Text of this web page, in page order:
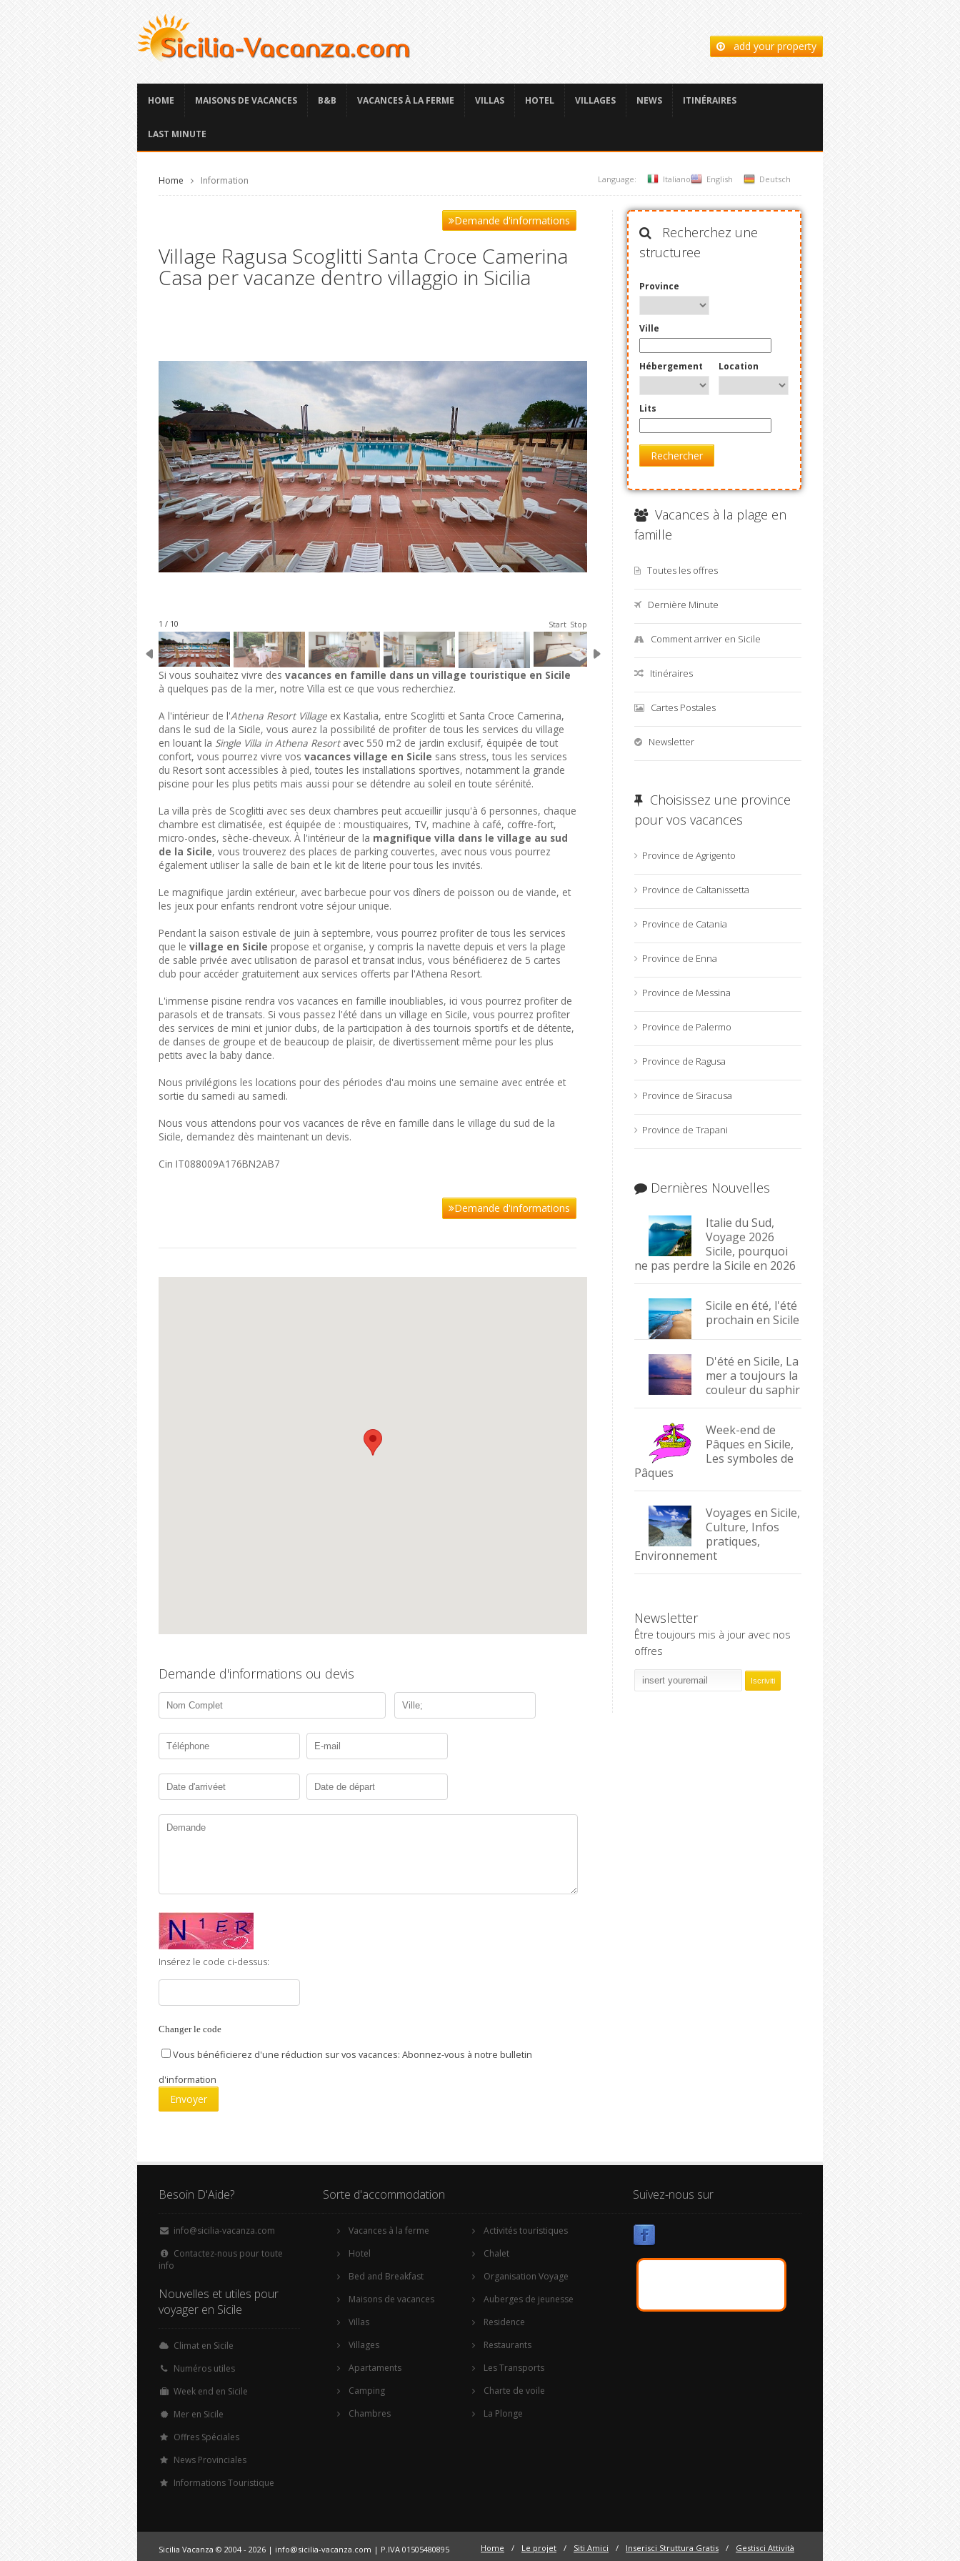
add your property
HOME MAISONS DE VACANCES B&B VACANCES À LA FERME VILLAS HOTEL VILLAGES NEWS ITINÉRAIRES
LAST MINUTE
Home Information Language: Italiano English Deutsch
Demande d'informations
Village Ragusa Scoglitti Santa Croce Camerina
Casa per vacanze dentro villaggio in Sicilia
1 / 10 Start Stop
Si vous souhaitez vivre des vacances en famille dans un village touristique en Sicile
à quelques pas de la mer, notre Villa est ce que vous recherchiez.
A l'intérieur de l'Athena Resort Village ex Kastalia, entre Scoglitti et Santa Croce Camerina,
dans le sud de la Sicile, vous aurez la possibilité de profiter de tous les services du village
en louant la Single Villa in Athena Resortavec 550 m2 de jardin exclusif, équipée de tout
confort, vous pourrez vivre vos vacances village en Sicile sans stress, tous les services
du Resort sont accessibles à pied, toutes les installations sportives, notamment la grande
piscine pour les plus petits mais aussi pour se détendre au soleil en toute sérénité.
La villa près de Scoglitti avec ses deux chambres peut accueillir jusqu'à 6 personnes, chaque
chambre est climatisée, est équipée de : moustiquaires, TV, machine à café, coffre-fort,
micro-ondes, sèche-cheveux. À l'intérieur de la magnifique villa dans le village au sud
de la Sicile, vous trouverez des places de parking couvertes, avec nous vous pourrez
également utiliser la salle de bain et le kit de literie pour tous les invités.
Le magnifique jardin extérieur, avec barbecue pour vos dîners de poisson ou de viande, et
les jeux pour enfants rendront votre séjour unique.
Pendant la saison estivale de juin à septembre, vous pourrez profiter de tous les services
que le village en Sicile propose et organise, y compris la navette depuis et vers la plage
de sable privée avec utilisation de parasol et transat inclus, vous bénéficierez de 5 cartes
club pour accéder gratuitement aux services offerts par l'Athena Resort.
L'immense piscine rendra vos vacances en famille inoubliables, ici vous pourrez profiter de
parasols et de transats. Si vous passez l'été dans un village en Sicile, vous pourrez profiter
des services de mini et junior clubs, de la participation à des tournois sportifs et de détente,
de danses de groupe et de beaucoup de plaisir, de divertissement même pour les plus
petits avec la baby dance.
Nous privilégions les locations pour des périodes d'au moins une semaine avec entrée et
sortie du samedi au samedi.
Nous vous attendons pour vos vacances de rêve en famille dans le village du sud de la
Sicile, demandez dès maintenant un devis.
Cin IT088009A176BN2AB7
Demande d'informations
Demande d'informations ou devis
Insérez le code ci-dessus:
Changer le code
Vous bénéficierez d'une réduction sur vos vacances: Abonnez-vous à notre bulletin
d'information
Recherchez une
structuree
Province
Ville
Hébergement Location
Lits
Rechercher
Vacances à la plage en
famille
Toutes les offres
Dernière Minute
Comment arriver en Sicile
Itinéraires
Cartes Postales
Newsletter
Choisissez une province
pour vos vacances
Province de Agrigento
Province de Caltanissetta
Province de Catania
Province de Enna
Province de Messina
Province de Palermo
Province de Ragusa
Province de Siracusa
Province de Trapani
Dernières Nouvelles
Italie du Sud,
Voyage 2026
Sicile, pourquoi
ne pas perdre la Sicile en 2026
Sicile en été, l'été
prochain en Sicile
D'été en Sicile, La
mer a toujours la
couleur du saphir
Week-end de
Pâques en Sicile,
Les symboles de
Pâques
Voyages en Sicile,
Culture, Infos
pratiques,
Environnement
Newsletter
Être toujours mis à jour avec nos
offres
Besoin D'Aide?
info@sicilia-vacanza.com
Contactez-nous pour toute
info
Nouvelles et utiles pour
voyager en Sicile
Climat en Sicile
Numéros utiles
Week end en Sicile
Mer en Sicile
Offres Spéciales
News Provinciales
Informations Touristique
Sorte d'accommodation
Vacances à la ferme
Hotel
Bed and Breakfast
Maisons de vacances
Villas
Villages
Apartaments
Camping
Chambres
Activités touristiques
Chalet
Organisation Voyage
Auberges de jeunesse
Residence
Restaurants
Les Transports
Charte de voile
La Plonge
Suivez-nous sur
Sicilia Vacanza © 2004 - 2026 | info@sicilia-vacanza.com | P.IVA 01505480895 Home / Le projet / Siti Amici / Inserisci Struttura Gratis / Gestisci Attività